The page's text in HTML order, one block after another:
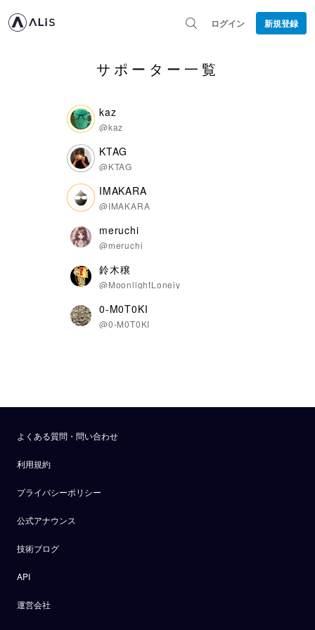
ログイン 新規登録
サポーター一覧
kaz
@kaz
KTAG
@KTAG
IMAKARA
@IMAKARA
meruchi
@meruchi
鈴木穣
@MoonlightLoneiy
0-M0T0KI
@0-M0T0KI
よくある質問・問い合わせ
利用規約
プライバシーポリシー
公式アナウンス
技術ブログ
API
運営会社